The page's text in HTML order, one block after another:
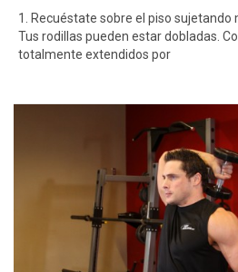
1. Recuéstate sobre el piso sujetando
Tus rodillas pueden estar dobladas.
totalmente extendidos por